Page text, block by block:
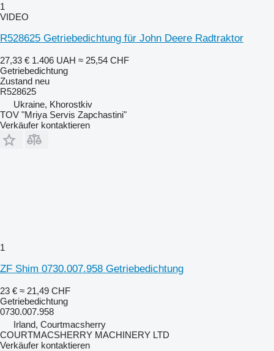
1
VIDEO
R528625 Getriebedichtung für John Deere Radtraktor
27,33 € 1.406 UAH ≈ 25,54 CHF
Getriebedichtung
Zustand neu
R528625
Ukraine, Khorostkiv
TOV "Mriya Servis Zapchastini"
Verkäufer kontaktieren
1
ZF Shim 0730.007.958 Getriebedichtung
23 € ≈ 21,49 CHF
Getriebedichtung
0730.007.958
Irland, Courtmacsherry
COURTMACSHERRY MACHINERY LTD
Verkäufer kontaktieren